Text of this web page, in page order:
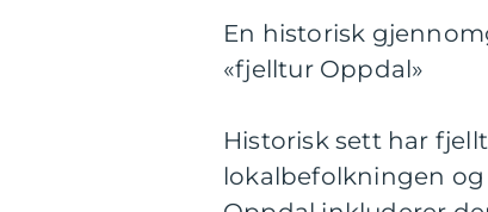
En historisk
«fjelltur Oppdal»
Historisk sett har
lokalbefolkningen